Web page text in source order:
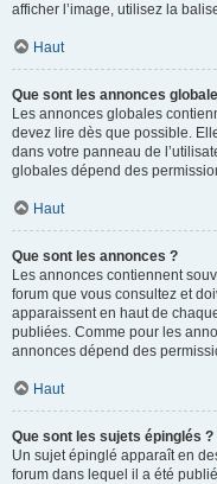
afficher l’image, utilisez la
Haut
Que sont les annonces
Les annonces globales
devez lire dès que possible.
dans votre panneau de
globales dépend des
Haut
Que sont les annonces ?
Les annonces contiennent
forum que vous consultez et
apparaissent en haut de
publiées. Comme pour les
annonces dépend des
Haut
Que sont les sujets épinglés ?
Un sujet épinglé apparaît en
forum dans lequel il a été